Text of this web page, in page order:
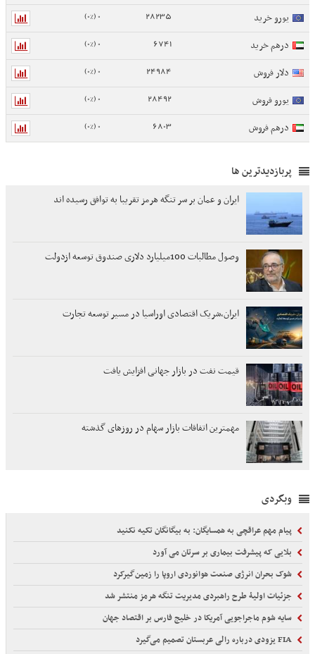
یورو خرید 28235
0 (0%)
درهم خرید 6741
0 (0%)
دلار فروش 24984
0 (0%)
یورو فروش 28492
0 (0%)
درهم فروش 6803
0 (0%)
پربازدیدترین ها
ایران و عمان بر سر تنگه هرمز تقریبا به توافق رسیده اند
وصول مطالبات 100میلیارد دلاری صندوق توسعه ازدولت
ایران،شریک اقتصادی اوراسیا در مسیر توسعه تجارت
قیمت نفت در بازار جهانی افزایش یافت
مهمترین اتفاقات بازار سهام در روزهای گذشته
وبگردی
پیام مهم عراقچی به همسایگان: به بیگانگان تکیه نکنید
بلایی که پیشرفت بیماری بر سرتان می آورد
شوک بحران انرژی صنعت هوانوردی اروپا را زمین‌گیر‌کرد
جزئیات اولیۀ طرح راهبردی مدیریت تنگه هرمز منتشر شد
سایه شوم ماجراجویی آمریکا در خلیج فارس بر اقتصاد جهان